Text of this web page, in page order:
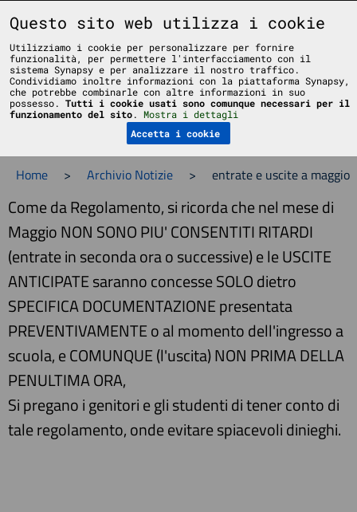
Liceo Scientifico Statale Bruno Touschek - Grottaferrata - Roma
Menu
Home > Archivio Notizie > entrate e uscite a maggio
Come da Regolamento, si ricorda che nel mese di
Maggio NON SONO PIU' CONSENTITI RITARDI
(entrate in seconda ora o successive) e le USCITE
ANTICIPATE saranno concesse SOLO dietro
SPECIFICA DOCUMENTAZIONE presentata
PREVENTIVAMENTE o al momento dell'ingresso a
scuola, e COMUNQUE (l'uscita) NON PRIMA DELLA
PENULTIMA ORA,
Si pregano i genitori e gli studenti di tener conto di
tale regolamento, onde evitare spiacevoli dinieghi.
Questo sito web utilizza i cookie
Utilizziamo i cookie per personalizzare per fornire
funzionalità, per permettere l'interfacciamento con il
sistema Synapsy e per analizzare il nostro traffico.
Condividiamo inoltre informazioni con la piattaforma Synapsy,
che potrebbe combinarle con altre informazioni in suo
possesso. Tutti i cookie usati sono comunque necessari per il
funzionamento del sito. Mostra i dettagli
Accetta i cookie